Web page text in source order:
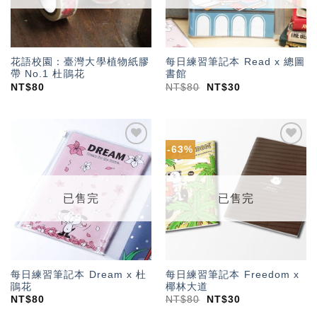
花語校園：臺灣大學植物紙膠
帶 No.1 杜鵑花
NT$80
每日練習筆記本 Read x 總圖
書館
NT$80 NT$30
加入
「願
望輕
已售完
每日練習筆記本 Dream x 杜
鵑花
NT$80
-63%
「願
望輕
已售完
每日練習筆記本 Freedom x
椰林大道
NT$80 NT$30